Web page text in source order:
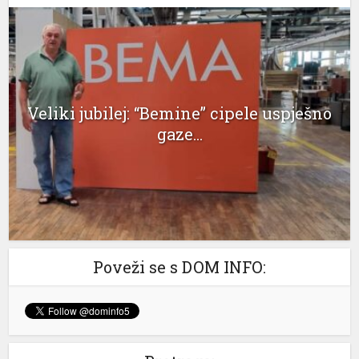
panel
panel
panel
panel
panel
panel
panel
panel
panel
panel
Veliki jubilej: “Bemine” cipele uspješno
gaze...
Poveži se s DOM INFO: